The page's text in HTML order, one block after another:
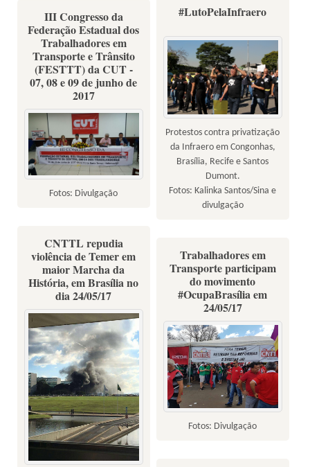
#LutoPelaInfraero
Protestos contra privatização
da Infraero em Congonhas,
Brasília, Recife e Santos
Dumont.
Fotos: Kalinka Santos/Sina e
divulgação
III Congresso da
Federação Estadual dos
Trabalhadores em
Transporte e Trânsito
(FESTTT) da CUT -
07, 08 e 09 de junho de
2017
Fotos: Divulgação
CNTTL repudia
violência de Temer em
maior Marcha da
História, em Brasília no
dia 24/05/17
Trabalhadores em
Transporte participam
do movimento
#OcupaBrasília em
24/05/17
Fotos: Divulgação